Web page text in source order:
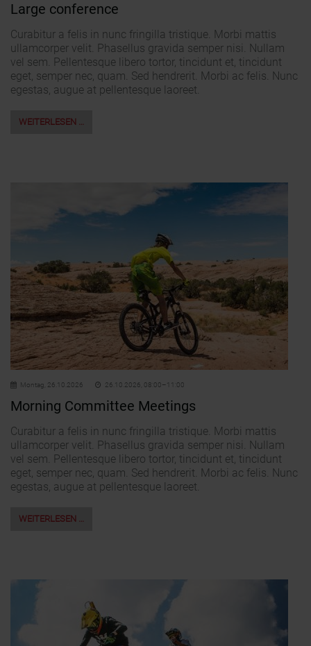
Large conference
Curabitur a felis in nunc fringilla tristique. Morbi mattis
ullamcorper velit. Phasellus gravida semper nisi. Nullam
vel sem. Pellentesque libero tortor, tincidunt et, tincidunt
eget, semper nec, quam. Sed hendrerit. Morbi ac felis. Nunc
egestas, augue at pellentesque laoreet.
WEITERLESEN …
Montag, 26.10.2026 26.10.2026, 08:00–11:00
Morning Committee Meetings
Curabitur a felis in nunc fringilla tristique. Morbi mattis
ullamcorper velit. Phasellus gravida semper nisi. Nullam
vel sem. Pellentesque libero tortor, tincidunt et, tincidunt
eget, semper nec, quam. Sed hendrerit. Morbi ac felis. Nunc
egestas, augue at pellentesque laoreet.
WEITERLESEN …